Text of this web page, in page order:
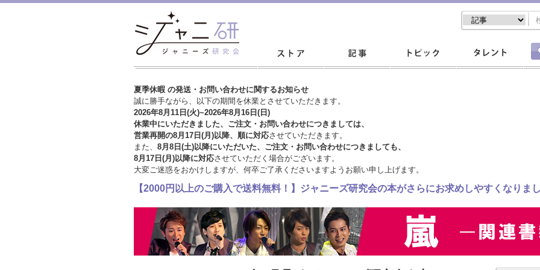
夏季休暇 の発送・お問い合わせに関するお知らせ
誠に勝手ながら、以下の期間を休業とさせていただきます。
2026年8月11日(火)~2026年8月16日(日)
休業中にいただきました、ご注文・お問い合わせにつきましては、
営業再開の8月17日(月)以降、順に対応させていただきます。
また、 8月8日(土)以降にいただいた、ご注文・ お問い合わせにつきましても、
8月17日(月)以降に対応させていただく場合がございます。
大変ご迷惑をおかけしますが、 何卒ご了承くださいますようお願い申し上げます。
【2000円以上のご購入で送料無料！】ジャニーズ研究会の本がさらにお求めしやすくなりま